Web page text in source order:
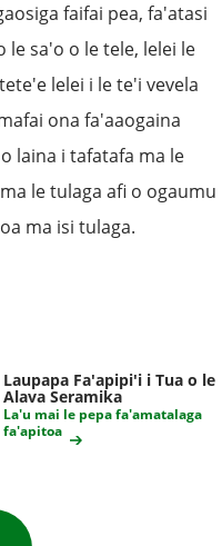
faifai pea, fa'atasi
le sa'o o le tele, lelei le
lelei i le te'i vevela
ona fa'aaogaina
laina i tafatafa ma le
le tulaga afi o ogaumu
ma isi tulaga.
Laupapa Fa'apipi'i i Tua o le
Alava Seramika
La'u mai le pepa fa'amatalaga
fa'apitoa